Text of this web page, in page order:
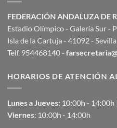
FEDERACIÓN ANDALUZA DE
Estadio Olímpico - Galería Sur -
Isla de la Cartuja - 41092 -
Telf. 954468140 -
HORARIOS DE ATENCIÓN
Lunes a Jueves: 10:00h -
Viernes: 10:00h - 14:00h